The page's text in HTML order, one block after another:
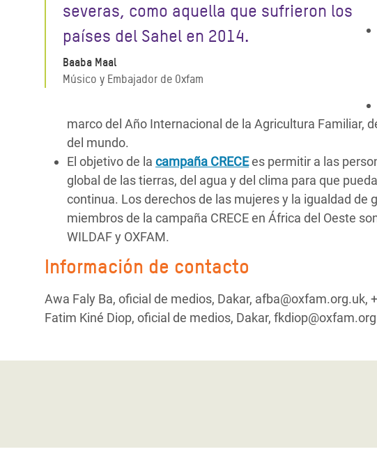
severas, como aquella que sufrieron los
países del Sahel en 2014.
Baaba Maal
Músico y Embajador de Oxfam
marco del Año Internacional de la Agricultura Familiar,
del mundo.
El objetivo de la campaña CRECEes permitir a las
global de las tierras, del agua y del clima para que
continua. Los derechos de las mujeres y la igualdad
miembros de la campaña CRECE en África del Oeste
WILDAF y OXFAM.
Información de contacto
Awa Faly Ba, oficial de medios, Dakar, afba@oxfam.org.uk,
Fatim Kiné Diop, oficial de medios, Dakar,